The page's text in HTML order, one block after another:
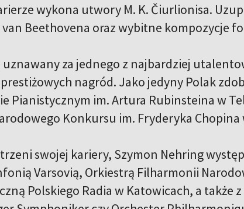
wykona utwory M. K. Čiurlionisa.
Beethovena oraz wybitne kompozycje
uznawany za jednego z najbardziej
nagród. Jako jedyny Polak
Pianistycznym im. Artura Rubinsteina w
Konkursu im. Fryderyka
swojej kariery, Szymon Nehring
Varsovią, Orkiestrą Filharmonii
Polskiego Radia w Katowicach, a także